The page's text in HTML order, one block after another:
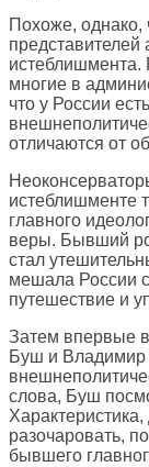
Похоже, однако,
представителей
истеблишмента.
многие в
что у России
отличаются от
истеблишменте
главного
веры. Бывший
стал
мешала России
путешествие и
Затем впервые
Буш и Владимир
слова, Буш
разочаровать,
бывшего